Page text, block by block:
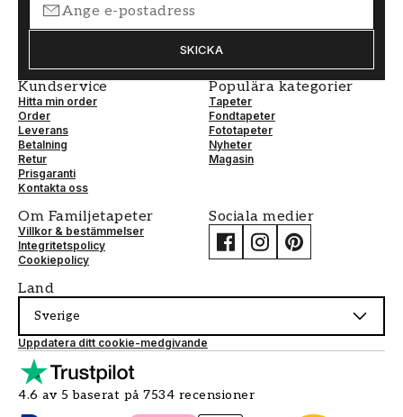
SKICKA
Kundservice
Hitta min order
Order
Leverans
Betalning
Retur
Prisgaranti
Kontakta oss
Populära kategorier
Tapeter
Fondtapeter
Fototapeter
Nyheter
Magasin
Om Familjetapeter
Villkor & bestämmelser
Integritetspolicy
Cookiepolicy
Sociala medier
Land
Sverige
Uppdatera ditt cookie-medgivande
4.6 av 5 baserat på 7534 recensioner